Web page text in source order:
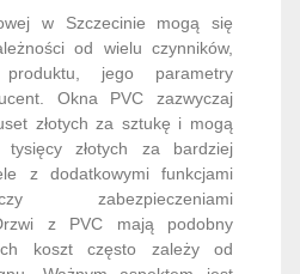
w Szczecinie mogą się
od wielu czynników,
jego parametry
Okna PVC zazwyczaj
złotych za sztukę i mogą
złotych za bardziej
z dodatkowymi funkcjami
zabezpieczeniami
z PVC mają podobny
koszt często zależy od